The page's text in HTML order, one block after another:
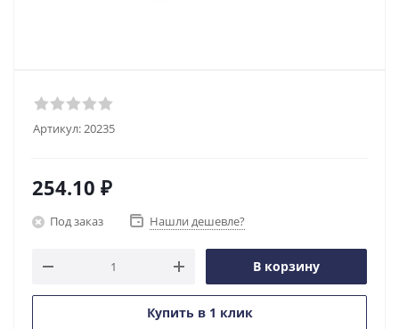
Артикул:20235
254.10 ₽
Под заказ Нашли дешевле?
В корзину
Купить в 1 клик